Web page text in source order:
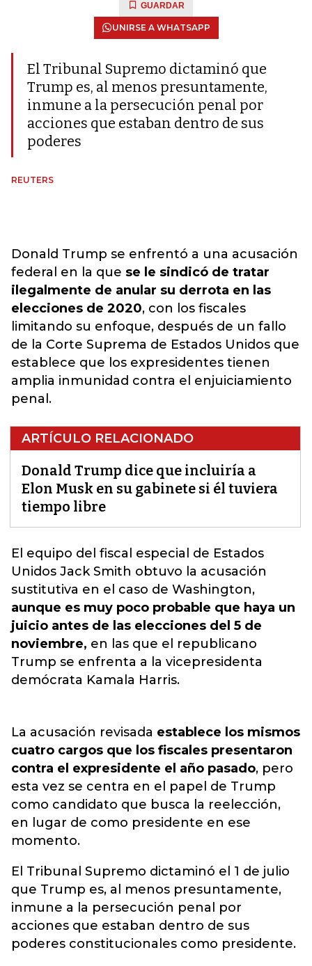
GUARDAR
UNIRSE A WHATSAPP
El Tribunal Supremo dictaminó que
Trump es, al menos presuntamente,
inmune a la persecución penal por
acciones que estaban dentro de sus
poderes
REUTERS
Donald Trump se enfrentó a una acusación
federal en la que se le sindicó de tratar
ilegalmente de anular su derrota en las
elecciones de 2020, con los fiscales
limitando su enfoque, después de un fallo
de la Corte Suprema de Estados Unidos que
establece que los expresidentes tienen
amplia inmunidad contra el enjuiciamiento
penal.
ARTÍCULO RELACIONADO
Donald Trump dice que incluiría a
Elon Musk en su gabinete si él tuviera
tiempo libre
El equipo del fiscal especial de Estados
Unidos Jack Smith obtuvo la acusación
sustitutiva en el caso de Washington,
aunque es muy poco probable que haya un
juicio antes de las elecciones del 5 de
noviembre, en las que el republicano
Trump se enfrenta a la vicepresidenta
demócrata Kamala Harris.
La acusación revisada establece los mismos
cuatro cargos que los fiscales presentaron
contra el expresidente el año pasado, pero
esta vez se centra en el papel de Trump
como candidato que busca la reelección,
en lugar de como presidente en ese
momento.
El Tribunal Supremo dictaminó el 1 de julio
que Trump es, al menos presuntamente,
inmune a la persecución penal por
acciones que estaban dentro de sus
poderes constitucionales como presidente.